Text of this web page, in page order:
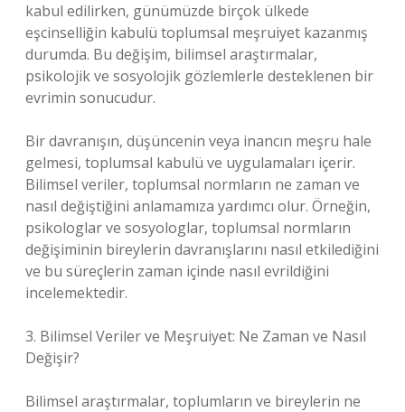
kabul edilirken, günümüzde birçok ülkede
eşcinselliğin kabulü toplumsal meşruiyet kazanmış
durumda. Bu değişim, bilimsel araştırmalar,
psikolojik ve sosyolojik gözlemlerle desteklenen bir
evrimin sonucudur.
Bir davranışın, düşüncenin veya inancın meşru hale
gelmesi, toplumsal kabulü ve uygulamaları içerir.
Bilimsel veriler, toplumsal normların ne zaman ve
nasıl değiştiğini anlamamıza yardımcı olur. Örneğin,
psikologlar ve sosyologlar, toplumsal normların
değişiminin bireylerin davranışlarını nasıl etkilediğini
ve bu süreçlerin zaman içinde nasıl evrildiğini
incelemektedir.
3. Bilimsel Veriler ve Meşruiyet: Ne Zaman ve Nasıl
Değişir?
Bilimsel araştırmalar, toplumların ve bireylerin ne